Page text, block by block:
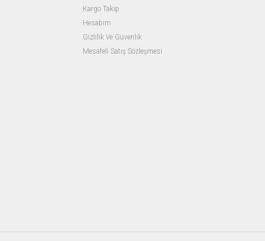
Kargo Takip
Hesabım
Gizlilik Ve Güvenlik
Mesafeli Satış Sözleşmesi